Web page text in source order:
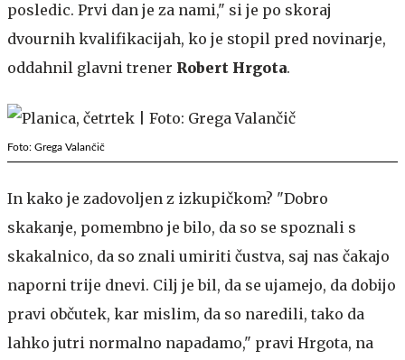
posledic. Prvi dan je za nami," si je po skoraj
dvournih kvalifikacijah, ko je stopil pred novinarje,
oddahnil glavni trener Robert Hrgota.
Foto: Grega Valančič
In kako je zadovoljen z izkupičkom? "Dobro
skakanje, pomembno je bilo, da so se spoznali s
skakalnico, da so znali umiriti čustva, saj nas čakajo
naporni trije dnevi. Cilj je bil, da se ujamejo, da dobijo
pravi občutek, kar mislim, da so naredili, tako da
lahko jutri normalno napadamo," pravi Hrgota, na